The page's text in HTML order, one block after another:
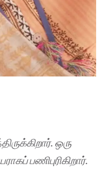
ஒரு
பணிபுரிகிறார்.